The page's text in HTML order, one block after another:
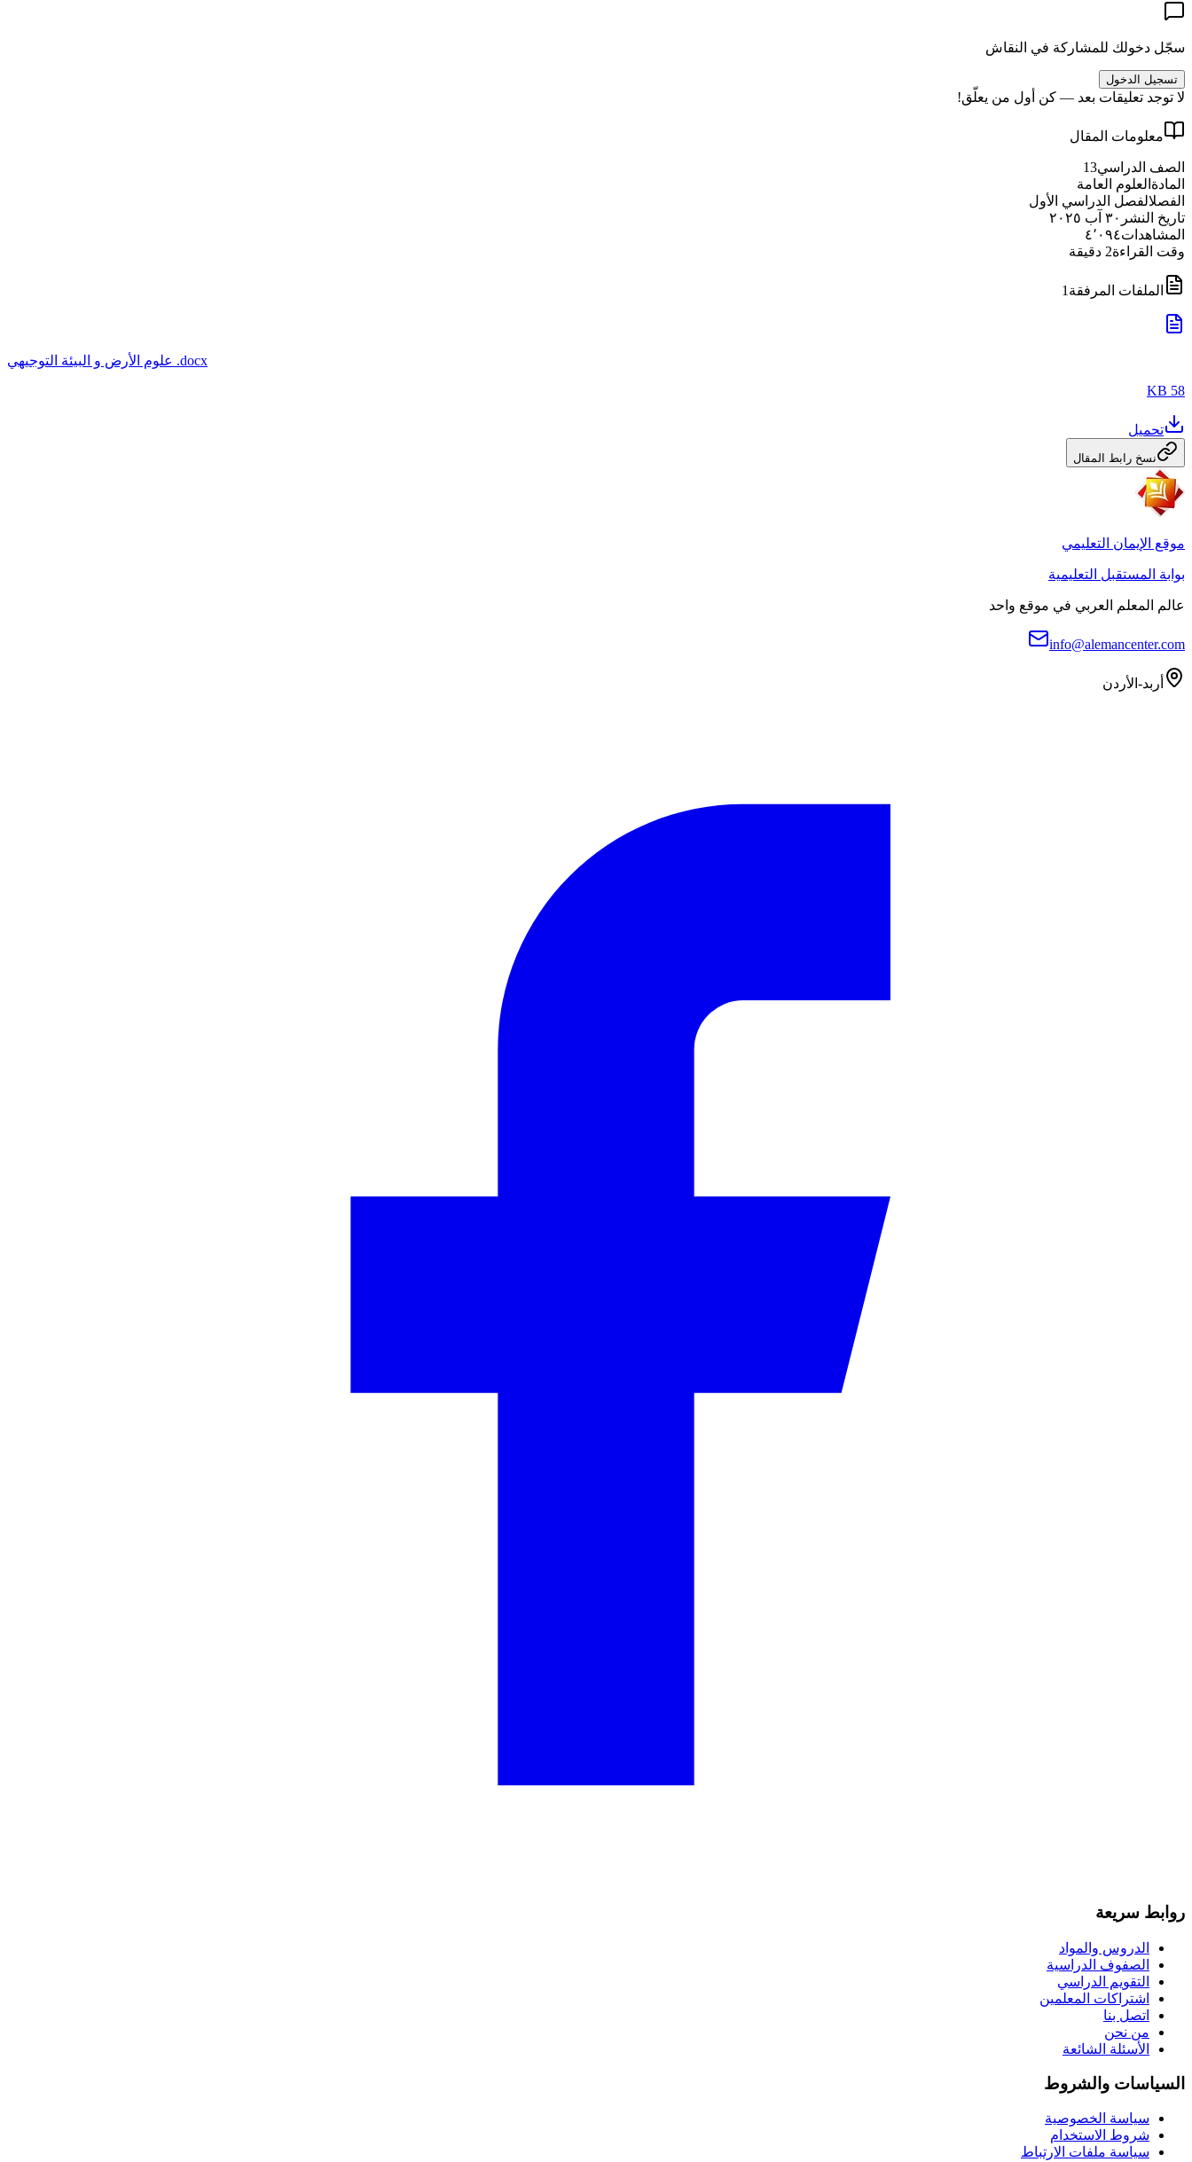
سجّل دخولك للمشاركة في النقاش
تسجيل الدخول
لا توجد تعليقات بعد — كن أول من يعلّق!
معلومات المقال
الصف الدراسي13
المادة العلوم العامة
الفصلالفصل الدراسي الأول
تاريخ النشر ٣٠ آب ٢٠٢٥
المشاهدات٤٬٠٩٤
وقت القراءة2 دقيقة
الملفات المرفقة 1
علوم الأرض و البيئة التوجيهي .docx
58 KB
تحميل
نسخ رابط المقال
موقع الإيمان التعليمي
بوابة المستقبل التعليمية
عالم المعلم العربي في موقع واحد
info@alemancenter.com
أربد-الأردن
روابط سريعة
الدروس والمواد
الصفوف الدراسية
التقويم الدراسي
اشتراكات المعلمين
اتصل بنا
من نحن
الأسئلة الشائعة
السياسات والشروط
سياسة الخصوصية
شروط الاستخدام
سياسة ملفات الارتباط